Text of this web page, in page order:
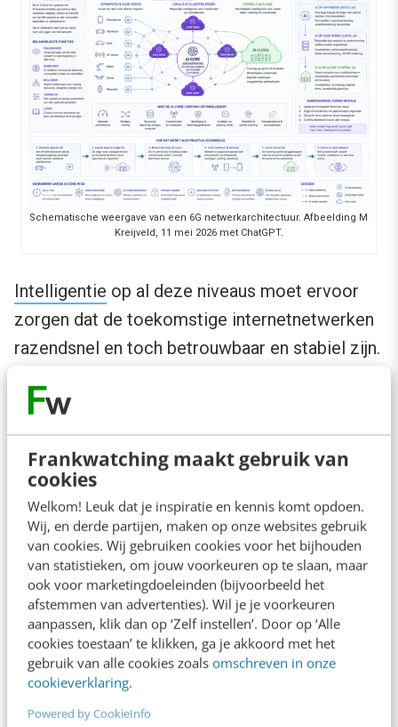
Frankwatching maakt gebruik van
cookies
Welkom! Leuk dat je inspiratie en kennis komt opdoen.
Wij, en derde partijen, maken op onze websites gebruik
van cookies. Wij gebruiken cookies voor het bijhouden
van statistieken, om jouw voorkeuren op te slaan, maar
ook voor marketingdoeleinden (bijvoorbeeld het
afstemmen van advertenties). Wil je je voorkeuren
aanpassen, klik dan op ‘Zelf instellen’. Door op ‘Alle
cookies toestaan’ te klikken, ga je akkoord met het
gebruik van alle cookies zoals omschreven in onze
cookieverklaring.
Powered by CookieInfo
Schematische weergave van een 6G netwerkarchitectuur. Afbeelding M
Kreijveld, 11 mei 2026 met ChatGPT.
Intelligentie op al deze niveaus moet ervoor
zorgen dat de toekomstige internetnetwerken
razendsnel en toch betrouwbaar en stabiel zijn.
betekenen in het veiliger en weerbaarder
maken van het internet. Alleen intelligent
netwerk kan zich in de toekomst kunnen
verzetten tegen aanvallen door AI-agents.
Nieuwe machtsverhoudingen?
Op dit moment is internet vooral een ‘dom’
transportnetwerk (een ‘dumb pipe’), dat
dataverkeer verzendt naar ‘slimme’
netwerkcomputers.